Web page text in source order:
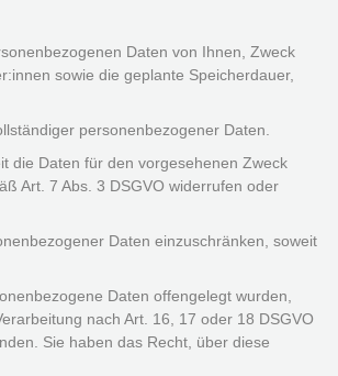
Daten von Ihnen, Zweck
sowie die geplante Speicherdauer,
personenbezogener Daten.
die Daten für den vorgesehenen Zweck
Art. 7 Abs. 3 DSGVO widerrufen oder
Daten einzuschränken, soweit
Daten offengelegt wurden,
nach Art. 16, 17 oder 18 DSGVO
Sie haben das Recht, über diese